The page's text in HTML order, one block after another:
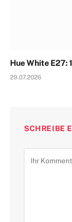
Hue White E27:
29.07.2026
SCHREIBE